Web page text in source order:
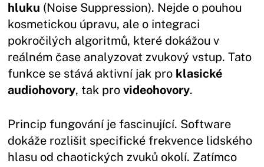
hluku (Noise Suppression). Nejde o pouhou
kosmetickou úpravu, ale o integraci
pokročilých algoritmů, které dokážou v
reálném čase analyzovat zvukový vstup. Tato
funkce se stává aktivní jak pro klasické
audiohovory, tak provideohovory.
Princip fungování je fascinující. Software
dokáže rozlišit specifické frekvence lidského
hlasu od chaotických zvuků okolí. Zatímco